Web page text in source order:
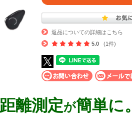
返品についての詳細はこちら
5.0
(1件)
距離測定が簡単に。